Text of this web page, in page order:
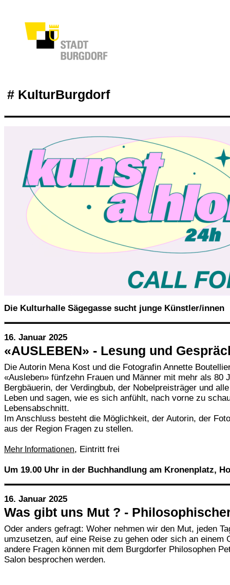
# KulturBurgdorf
Die Kulturhalle Sägegasse sucht junge Künstler/innen
16. Januar 2025
«AUSLEBEN» - Lesung und
Die Autorin Mena Kost und die Fotografin Annette
«Ausleben» fünfzehn Frauen und Männer mit mehr als 80
Bergbäuerin, der Verdingbub, der Nobelpreisträger und
Leben und sagen, wie es sich anfühlt, nach vorne zu
Lebensabschnitt.
Im Anschluss besteht die Möglichkeit, der Autorin, der
aus der Region Fragen zu stellen.
Mehr Informationen, Eintritt frei
Um 19.00 Uhr in der Buchhandlung am Kronenplatz,
16. Januar 2025
Was gibt uns Mut ? -
Oder anders gefragt: Woher nehmen wir den Mut, jeden
umzusetzen, auf eine Reise zu gehen oder sich an einem
andere Fragen können mit dem Burgdorfer Philosophen
Salon besprochen werden.